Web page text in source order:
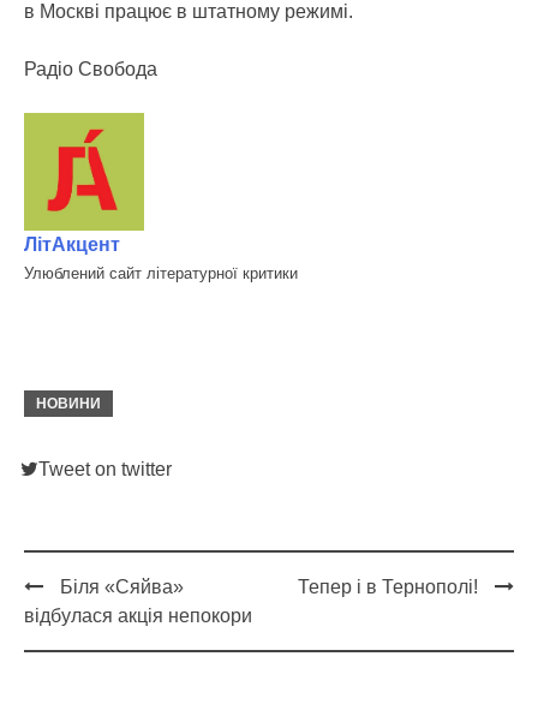
в Москві працює в штатному режимі.
Радіо Свобода
ЛітАкцент
Улюблений сайт літературної критики
НОВИНИ
Tweet on twitter
Post
navigation
Біля «Сяйва»
відбулася акція непокори
Тепер і в Тернополі!